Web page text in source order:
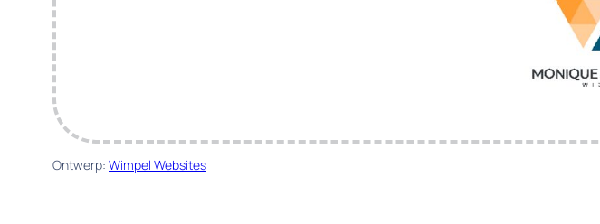
Ontwerp: Wimpel Websites